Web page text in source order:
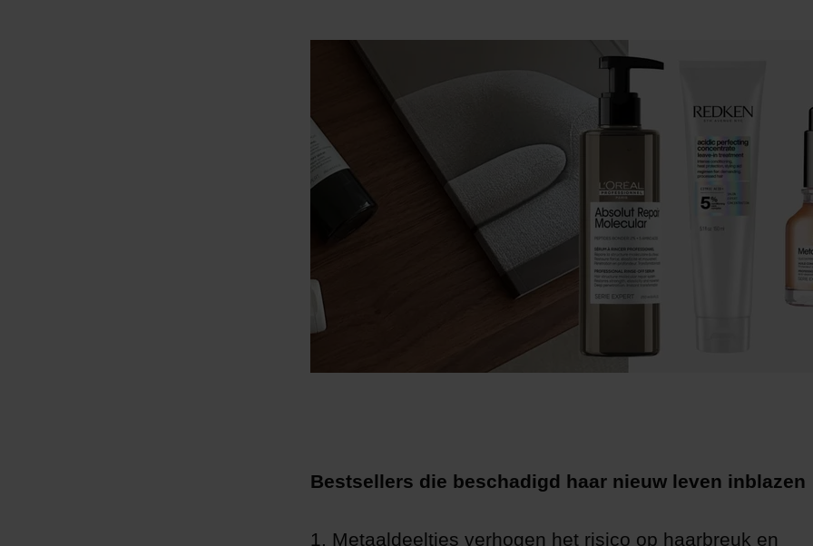
Bestsellers die beschadigd haar nieuw leven
1. Metaaldeeltjes verhogen het risico op haarbreuk en